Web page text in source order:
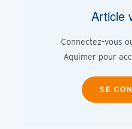
Article
Connectez-vous
Aquimer pour
SE